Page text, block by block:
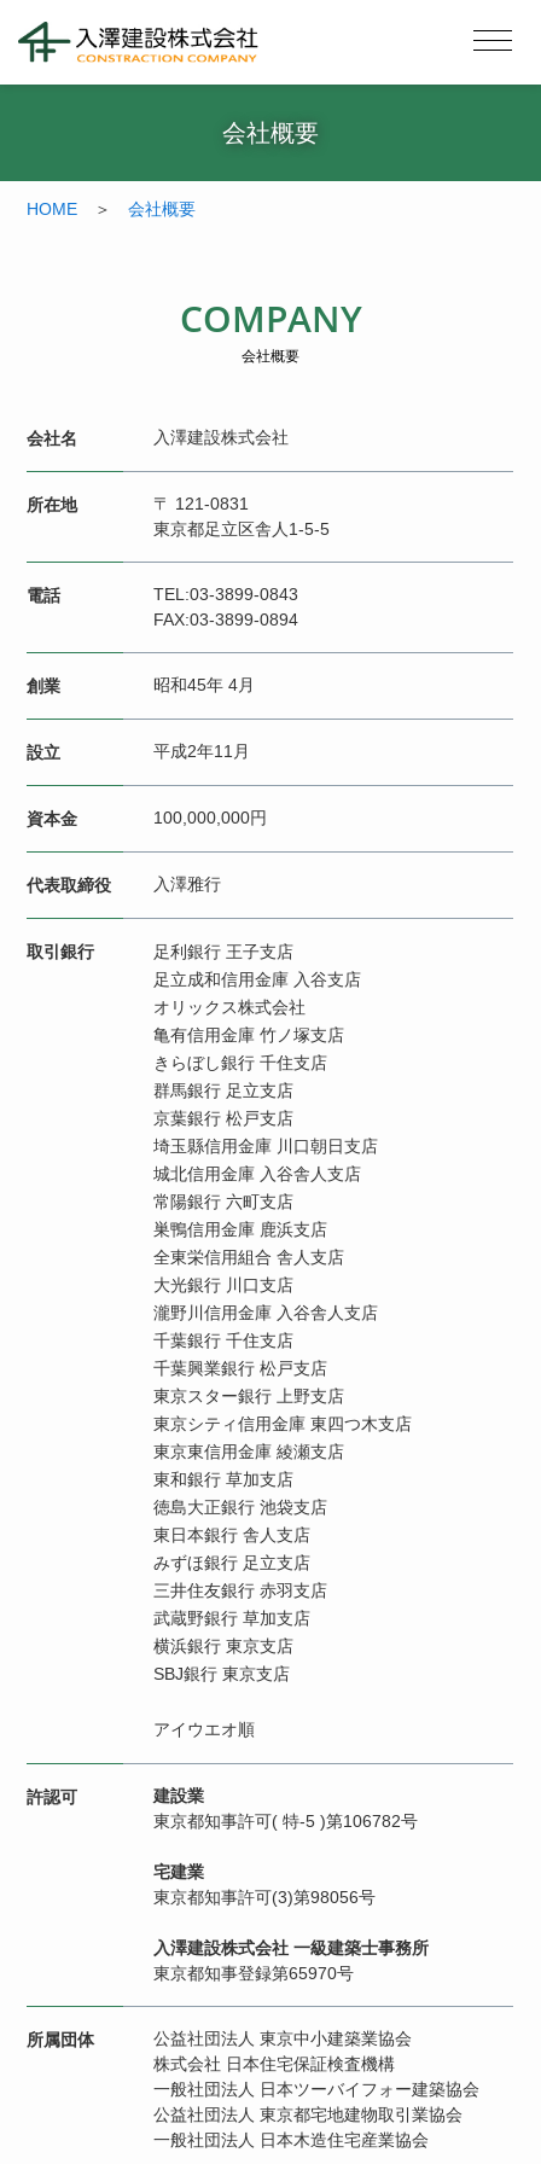
会社概要
HOME ＞会社概要
COMPANY
会社概要
会社名 入澤建設株式会社
所在地
〒 121-0831
東京都足立区舎人1-5-5
電話
TEL:03-3899-0843
FAX:03-3899-0894
創業 昭和45年 4月
設立 平成2年11月
資本金 100,000,000円
代表取締役 入澤雅行
取引銀行
足利銀行 王子支店
足立成和信用金庫 入谷支店
オリックス株式会社
亀有信用金庫 竹ノ塚支店
きらぼし銀行 千住支店
群馬銀行 足立支店
京葉銀行 松戸支店
埼玉縣信用金庫 川口朝日支店
城北信用金庫 入谷舎人支店
常陽銀行 六町支店
巣鴨信用金庫 鹿浜支店
全東栄信用組合 舎人支店
大光銀行 川口支店
瀧野川信用金庫 入谷舎人支店
千葉銀行 千住支店
千葉興業銀行 松戸支店
東京スター銀行 上野支店
東京シティ信用金庫 東四つ木支店
東京東信用金庫 綾瀬支店
東和銀行 草加支店
徳島大正銀行 池袋支店
東日本銀行 舎人支店
みずほ銀行 足立支店
三井住友銀行 赤羽支店
武蔵野銀行 草加支店
横浜銀行 東京支店
SBJ銀行 東京支店
アイウエオ順
許認可
建設業
東京都知事許可( 特-5 )第106782号
宅建業
東京都知事許可(3)第98056号
入澤建設株式会社 一級建築士事務所
東京都知事登録第65970号
所属団体
公益社団法人 東京中小建築業協会
株式会社 日本住宅保証検査機構
一般社団法人 日本ツーバイフォー建築協会
公益社団法人 東京都宅地建物取引業協会
一般社団法人 日本木造住宅産業協会